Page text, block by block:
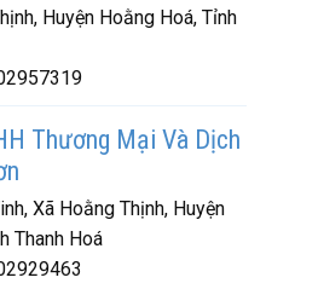
Huyện Hoằng Hoá, Tỉnh
Thương Mại Và Dịch
Xã Hoằng Thịnh, Huyện
Thanh Hoá